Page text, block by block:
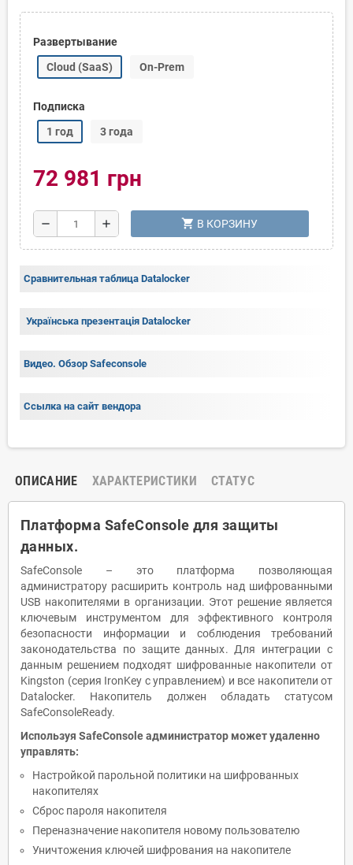
Развертывание
Cloud (SaaS)
On-Prem
Подписка
1 год
3 года
72 981 грн
remove add shopping_cart В КОРЗИНУ
Сравнительная таблица Datalocker
Українська презентація Datalocker
Видео. Обзор Safeconsole
Ссылка на сайт вендора
ОПИСАНИЕ ХАРАКТЕРИСТИКИ СТАТУС
Платформа SafeConsole для защиты
данных.
SafeConsole – это платформа позволяющая
администратору расширить контроль над шифрованными
USB накопителями в организации. Этот решение является
ключевым инструментом для эффективного контроля
безопасности информации и соблюдения требований
законодательства по защите данных. Для интеграции с
данным решением подходят шифрованные накопители от
Kingston (серия IronKey с управлением) и все накопители от
Datalocker. Накопитель должен обладать статусом
SafeConsoleReady.
Используя SafeConsole администратор может удаленно
управлять:
Настройкой парольной политики на шифрованных
накопителях
Сброс пароля накопителя
Переназначение накопителя новому пользователю
Уничтожения ключей шифрования на накопителе